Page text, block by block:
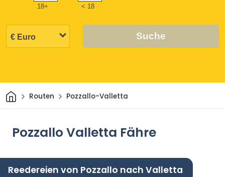
18+ < 18
Suche
HeimRouten Pozzallo-Valletta
Pozzallo Valletta Fähre
Reedereien von Pozzallo nach Valletta